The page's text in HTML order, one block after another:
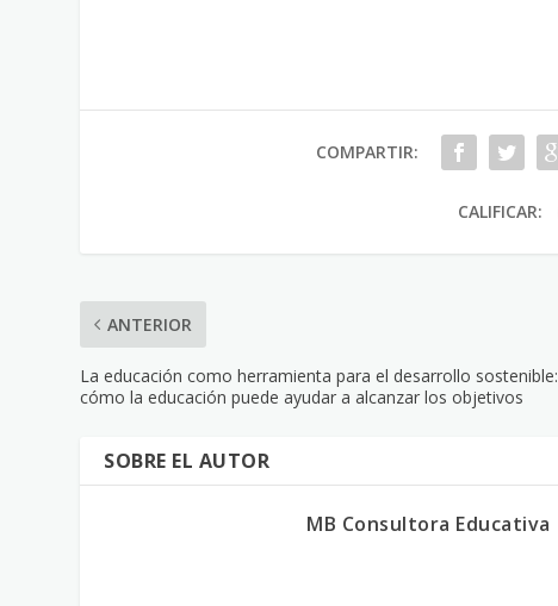
COMPARTIR:
CALIFICAR:
ANTERIOR
La educación como herramienta para el desarrollo sostenible:
cómo la educación puede ayudar a alcanzar los objetivos
SOBRE EL AUTOR
MB Consultora Educativa